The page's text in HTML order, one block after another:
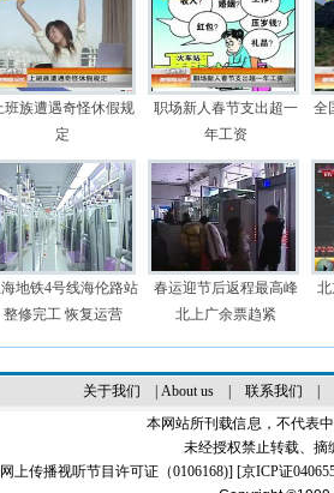
班族遭遇奇怪休假规
定
职场新人春节支出超一
年工资
全
地铁4号线海伦路站
整修完工 恢复运营
春运迎节后返程最高峰
北上广余票趋紧
关于我们 About us| 联系我们
本网站所刊载信息，不代表
未经授权禁止转载、摘
网上传播视听节目许可证（0106168)] [京ICP证